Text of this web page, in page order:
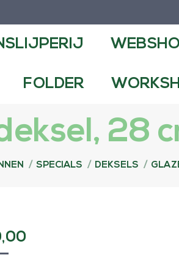
FOLDER
28
SPECIALS DEKSELS